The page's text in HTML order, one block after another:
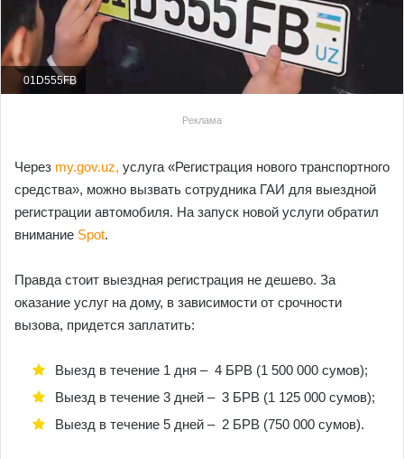
01D555FB
Реклама
Через my.gov.uz, услуга «Регистрация нового транспортного
средства», можно вызвать сотрудника ГАИ для выездной
регистрации автомобиля. На запуск новой услуги обратил
внимание Spot.
Правда стоит выездная регистрация не дешево. За
оказание услуг на дому, в зависимости от срочности
вызова, придется заплатить:
Выезд в течение 1 дня – 4 БРВ (1 500 000 сумов);
Выезд в течение 3 дней – 3 БРВ (1 125 000 сумов);
Выезд в течение 5 дней – 2 БРВ (750 000 сумов).